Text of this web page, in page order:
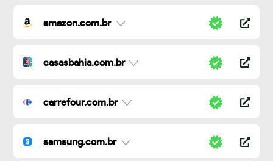
amazon.com.br
casasbahia.com.br
carrefour.com.br
samsung.com.br